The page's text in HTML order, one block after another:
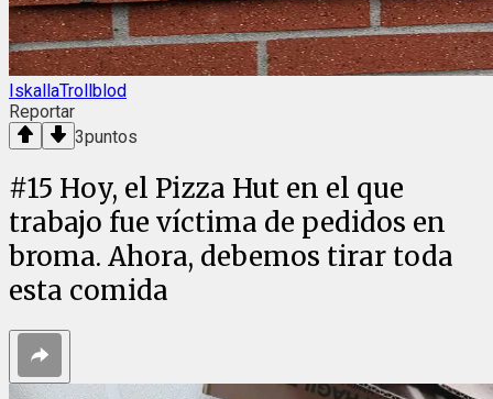
IskallaTrollblod
Reportar
3puntos
#15 Hoy, el Pizza Hut en el que
trabajo fue víctima de pedidos en
broma. Ahora, debemos tirar toda
esta comida